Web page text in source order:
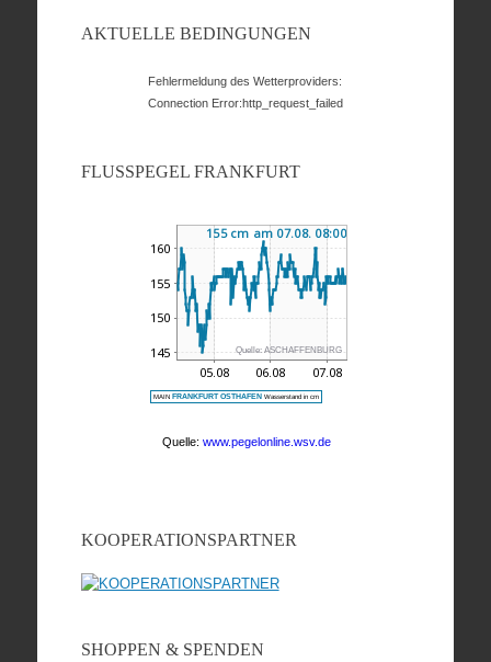
AKTUELLE BEDINGUNGEN
Fehlermeldung des Wetterproviders:
Connection Error:http_request_failed
FLUSSPEGEL FRANKFURT
KOOPERATIONSPARTNER
SHOPPEN & SPENDEN